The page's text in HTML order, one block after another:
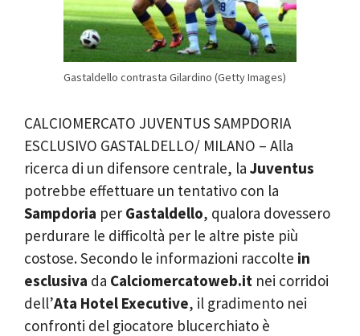
Gastaldello contrasta Gilardino (Getty Images)
CALCIOMERCATO JUVENTUS SAMPDORIA
ESCLUSIVO GASTALDELLO/ MILANO – Alla
ricerca di un difensore centrale, la Juventus
potrebbe effettuare un tentativo con la
Sampdoria per Gastaldello, qualora dovessero
perdurare le difficoltà per le altre piste più
costose. Secondo le informazioni raccolte in
esclusiva da Calciomercatoweb.it nei corridoi
dell’Ata Hotel Executive, il gradimento nei
confronti del giocatore blucerchiato è